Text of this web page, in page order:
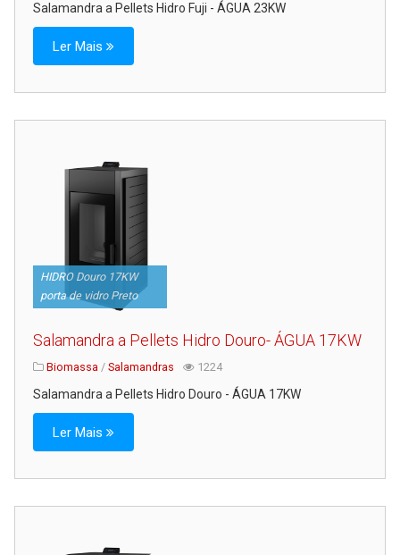
Salamandra a Pellets Hidro Fuji - ÁGUA 23KW
Ler Mais
HIDRO Douro 17KW
porta de vidro Preto
Salamandra a Pellets Hidro Douro- ÁGUA 17KW
Biomassa/ Salamandras 1224
Salamandra a Pellets Hidro Douro - ÁGUA 17KW
Ler Mais